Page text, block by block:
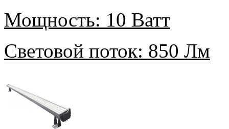
Мощность: 10 Ватт
Световой поток: 850 Лм